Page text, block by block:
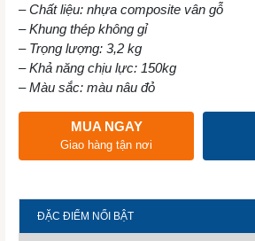
– Chất liệu: nhựa composite vân gỗ
– Khung thép không gỉ
– Trọng lượng: 3,2 kg
– Khả năng chịu lực: 150kg
– Màu sắc: màu nâu đỏ
MUA NGAY
Giao hàng tận nơi
ĐẶC ĐIỂM NỔI BẬT